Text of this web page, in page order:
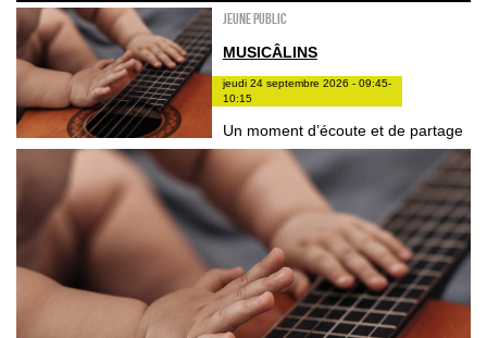
Jeune public
MUSICÂLINS
jeudi 24 septembre 2026 - 09:45-
10:15
Un moment d’écoute et de partage